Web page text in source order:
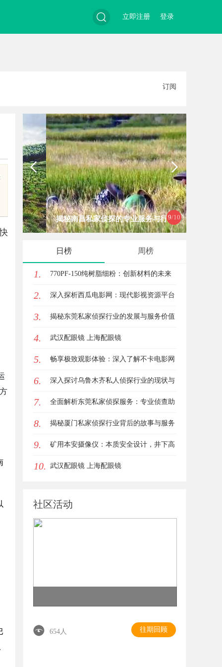
索
登录
立即注册
订阅
9/10
揭秘南昌私家侦探的专业服务与行业
日榜 周榜
1. 770PF-150纯树脂细粉：创新材料的未来
2. 深入探析西瓜电影网：现代影视资源平台
的变革与机遇
3. 揭秘东莞私家侦探行业的发展与服务价值
4. 武汉配眼镜 上海配眼镜
5. 畅享极致观影体验：深入了解不卡电影网
的独特优势与使用指南
6. 深入探讨乌鲁木齐私人侦探行业的现状与
发展趋势
7. 全面解析东莞私家侦探服务：专业侦查助
您解决各种疑难问题
8. 揭秘厦门私家侦探行业背后的故事与服务
价值
9. 矿用本安摄像仪：本质安全设计，井下高
危区域放心用
10. 武汉配眼镜 上海配眼镜
社区活动
654人 往期回顾